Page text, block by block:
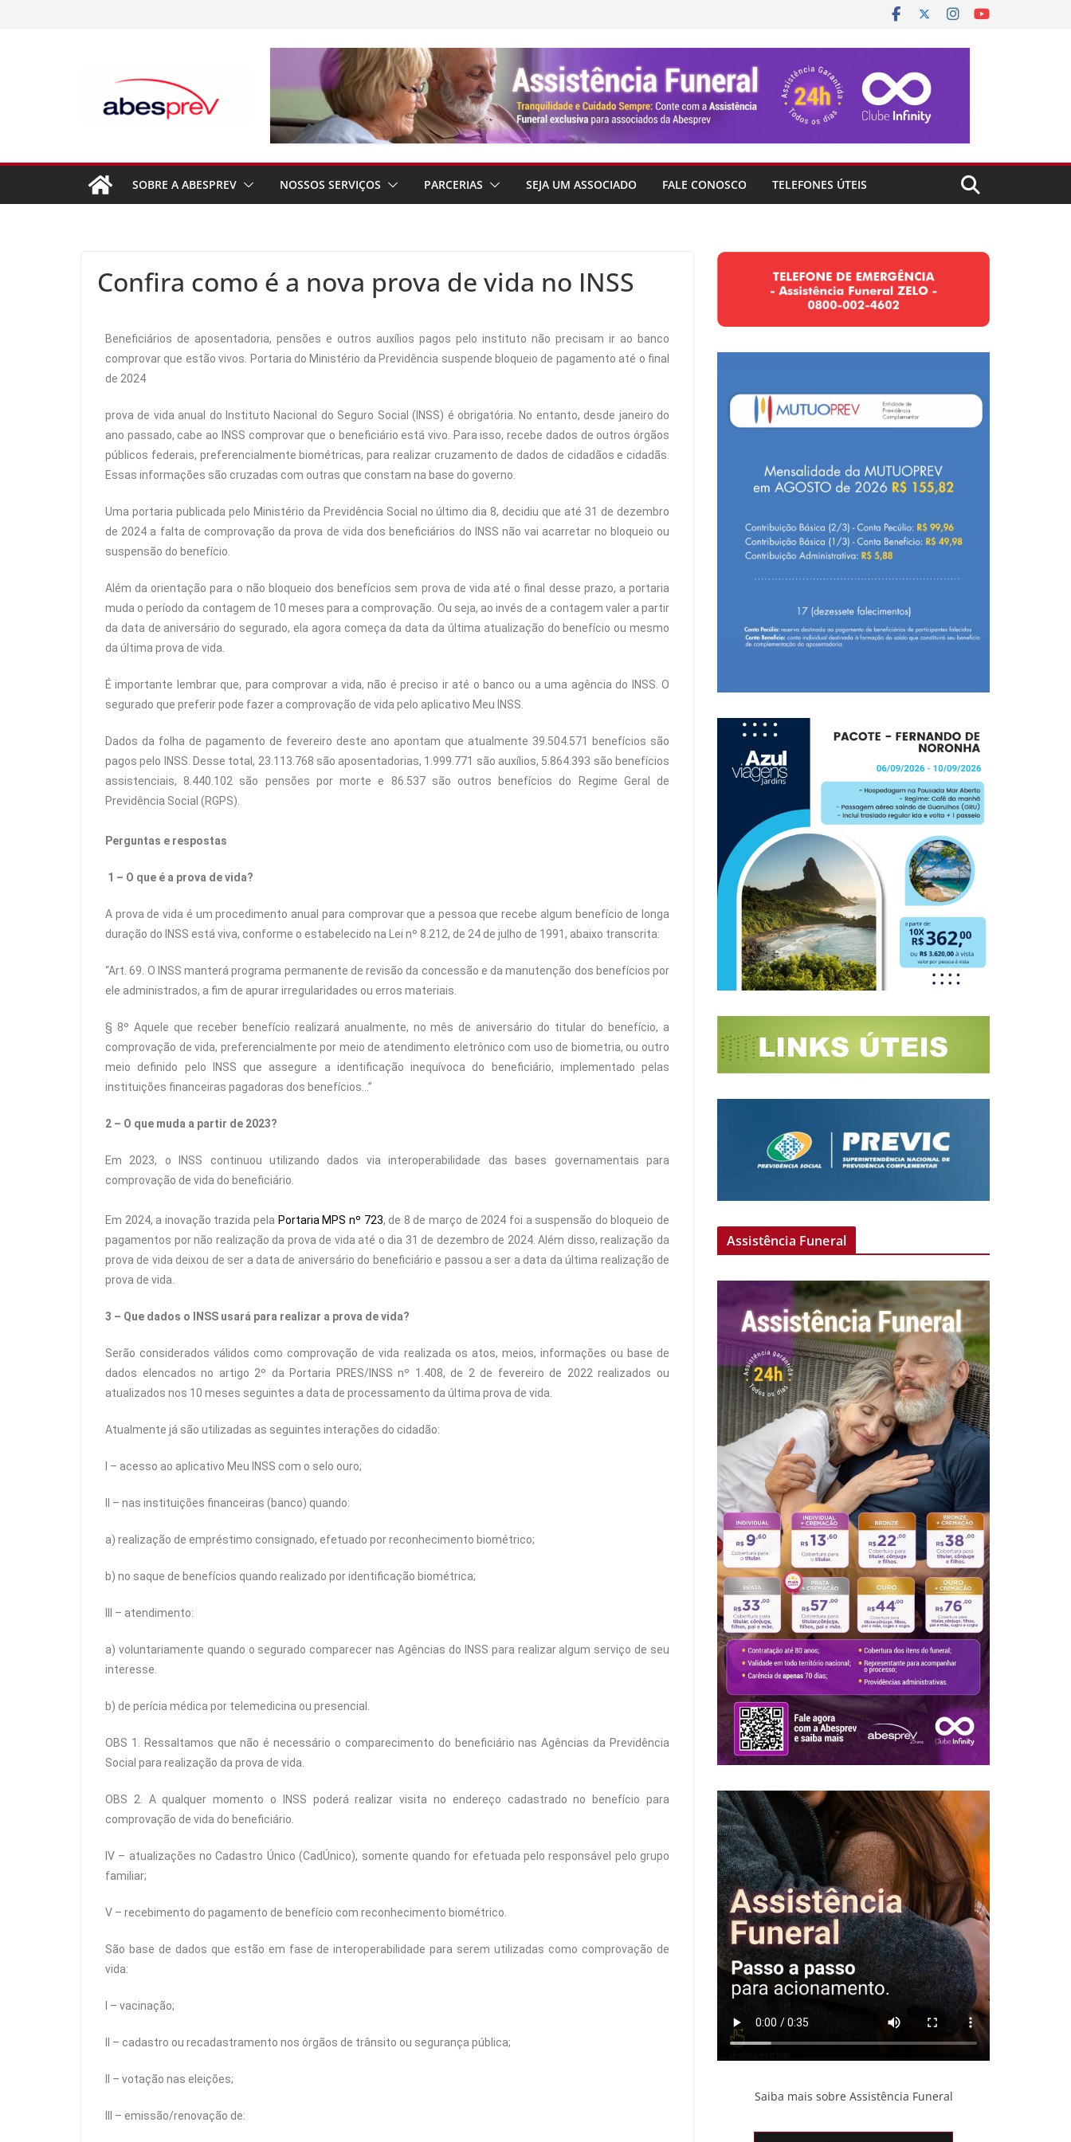
SOBRE A ABESPREV NOSSOS SERVIÇOS PARCERIAS SEJA UM ASSOCIADO FALE CONOSCO TELEFONES ÚTEIS
Confira como é a nova prova de vida no INSS
Beneficiários de aposentadoria, pensões e outros auxílios pagos pelo instituto não precisam ir ao banco
comprovar que estão vivos. Portaria do Ministério da Previdência suspende bloqueio de pagamento até o final
de 2024
prova de vida anual do Instituto Nacional do Seguro Social (INSS) é obrigatória. No entanto, desde janeiro do
ano passado, cabe ao INSS comprovar que o beneficiário está vivo. Para isso, recebe dados de outros órgãos
públicos federais, preferencialmente biométricas, para realizar cruzamento de dados de cidadãos e cidadãs.
Essas informações são cruzadas com outras que constam na base do governo.
Uma portaria publicada pelo Ministério da Previdência Social no último dia 8, decidiu que até 31 de dezembro
de 2024 a falta de comprovação da prova de vida dos beneficiários do INSS não vai acarretar no bloqueio ou
suspensão do benefício.
Além da orientação para o não bloqueio dos benefícios sem prova de vida até o final desse prazo, a portaria
muda o período da contagem de 10 meses para a comprovação. Ou seja, ao invés de a contagem valer a partir
da data de aniversário do segurado, ela agora começa da data da última atualização do benefício ou mesmo
da última prova de vida.
É importante lembrar que, para comprovar a vida, não é preciso ir até o banco ou a uma agência do INSS. O
segurado que preferir pode fazer a comprovação de vida pelo aplicativo Meu INSS.
Dados da folha de pagamento de fevereiro deste ano apontam que atualmente 39.504.571 benefícios são
pagos pelo INSS. Desse total, 23.113.768 são aposentadorias, 1.999.771 são auxílios, 5.864.393 são benefícios
assistenciais, 8.440.102 são pensões por morte e 86.537 são outros benefícios do Regime Geral de
Previdência Social (RGPS).
Perguntas e respostas
1 – O que é a prova de vida?
A prova de vida é um procedimento anual para comprovar que a pessoa que recebe algum benefício de longa
duração do INSS está viva, conforme o estabelecido na Lei nº 8.212, de 24 de julho de 1991, abaixo transcrita:
“Art. 69. O INSS manterá programa permanente de revisão da concessão e da manutenção dos benefícios por
ele administrados, a fim de apurar irregularidades ou erros materiais.
§ 8º Aquele que receber benefício realizará anualmente, no mês de aniversário do titular do benefício, a
comprovação de vida, preferencialmente por meio de atendimento eletrônico com uso de biometria, ou outro
meio definido pelo INSS que assegure a identificação inequívoca do beneficiário, implementado pelas
instituições financeiras pagadoras dos benefícios…”
2 – O que muda a partir de 2023?
Em 2023, o INSS continuou utilizando dados via interoperabilidade das bases governamentais para
comprovação de vida do beneficiário.
Em 2024, a inovação trazida pela Portaria MPS nº 723, de 8 de março de 2024 foi a suspensão do bloqueio de
pagamentos por não realização da prova de vida até o dia 31 de dezembro de 2024. Além disso, realização da
prova de vida deixou de ser a data de aniversário do beneficiário e passou a ser a data da última realização de
prova de vida.
3 – Que dados o INSS usará para realizar a prova de vida?
Serão considerados válidos como comprovação de vida realizada os atos, meios, informações ou base de
dados elencados no artigo 2º da Portaria PRES/INSS nº 1.408, de 2 de fevereiro de 2022 realizados ou
atualizados nos 10 meses seguintes a data de processamento da última prova de vida.
Atualmente já são utilizadas as seguintes interações do cidadão:
I – acesso ao aplicativo Meu INSS com o selo ouro;
II – nas instituições financeiras (banco) quando:
a) realização de empréstimo consignado, efetuado por reconhecimento biométrico;
b) no saque de benefícios quando realizado por identificação biométrica;
III – atendimento:
a) voluntariamente quando o segurado comparecer nas Agências do INSS para realizar algum serviço de seu
interesse.
b) de perícia médica por telemedicina ou presencial.
OBS 1. Ressaltamos que não é necessário o comparecimento do beneficiário nas Agências da Previdência
Social para realização da prova de vida.
OBS 2. A qualquer momento o INSS poderá realizar visita no endereço cadastrado no benefício para
comprovação de vida do beneficiário.
IV – atualizações no Cadastro Único (CadÚnico), somente quando for efetuada pelo responsável pelo grupo
familiar;
V – recebimento do pagamento de benefício com reconhecimento biométrico.
São base de dados que estão em fase de interoperabilidade para serem utilizadas como comprovação de
vida:
I – vacinação;
II – cadastro ou recadastramento nos órgãos de trânsito ou segurança pública;
II – votação nas eleições;
III – emissão/renovação de:
Assistência Funeral
Saiba mais sobre Assistência Funeral